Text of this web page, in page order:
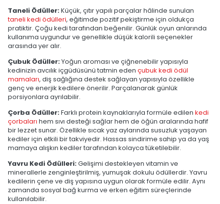
Taneli Ödüller:Küçük, çıtır yapılı parçalar hâlinde sunulan
taneli kedi ödülleri, eğitimde pozitif pekiştirme için oldukça
pratiktir. Çoğu kedi tarafından beğenilir. Günlük oyun anlarında
kullanıma uygundur ve genellikle düşük kalorili seçenekler
arasında yer alır.
Çubuk Ödüller:Yoğun aroması ve çiğnenebilir yapısıyla
kedinizin avcılık içgüdüsünü tatmin eden çubuk kedi ödül
mamaları, diş sağlığına destek sağlayan yapısıyla özellikle
genç ve enerjik kedilere önerilir. Parçalanarak günlük
porsiyonlara ayrılabilir.
Çorba Ödüller:Farklı protein kaynaklarıyla formüle edilen kedi
çorbaları hem sıvı desteği sağlar hem de öğün aralarında hafif
bir lezzet sunar. Özellikle sıcak yaz aylarında susuzluk yaşayan
kediler için etkili bir takviyedir. Hassas sindirime sahip ya da yaş
mamaya alışkın kediler tarafından kolayca tüketilebilir.
Yavru Kedi Ödülleri:Gelişimi destekleyen vitamin ve
minerallerle zenginleştirilmiş, yumuşak dokulu ödüllerdir. Yavru
kedilerin çene ve diş yapısına uygun olarak formüle edilir. Aynı
zamanda sosyal bağ kurma ve erken eğitim süreçlerinde
kullanılabilir.